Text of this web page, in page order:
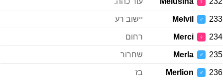
♀
233
♂
Melvil יישוב רע
234
♀
Merci רחום
235
♂
Merla שחרור
236
♂
Merlion בז